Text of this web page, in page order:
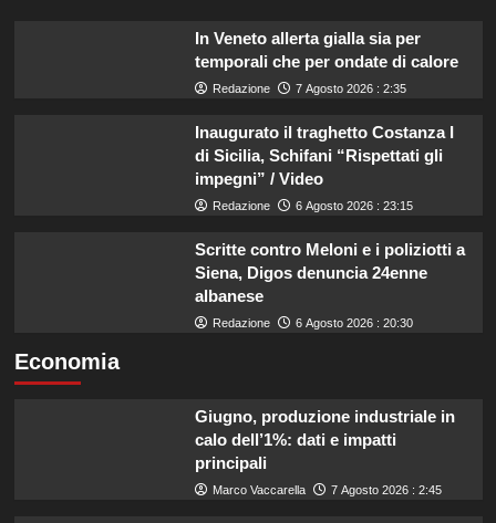
emozionanti in motoslitta sul
secondo ghiacciaio più grande
d’Islanda.
In Veneto allerta gialla sia per
temporali che per ondate di calore
Redazione 7 Agosto 2026 : 2:35
Inaugurato il traghetto Costanza I
di Sicilia, Schifani “Rispettati gli
impegni” / Video
Redazione 6 Agosto 2026 : 23:15
Scritte contro Meloni e i poliziotti a
Siena, Digos denuncia 24enne
albanese
Redazione 6 Agosto 2026 : 20:30
Economia
Giugno, produzione industriale in
calo dell’1%: dati e impatti
principali
Marco Vaccarella 7 Agosto 2026 : 2:45